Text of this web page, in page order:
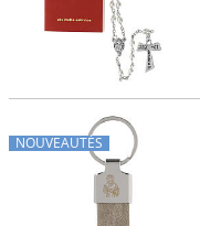
NOUVEAUTÉS